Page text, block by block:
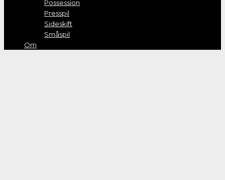
Possession
Presspil
Sideskift
Småspil
Om